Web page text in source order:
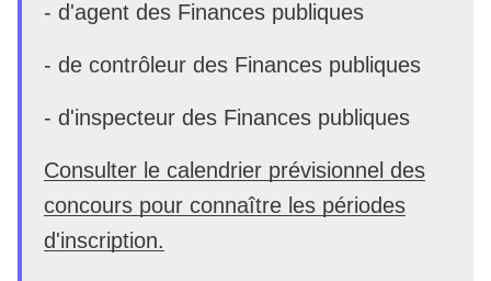
- d'agent des Finances publiques
- de contrôleur des Finances publiques
- d'inspecteur des Finances publiques
Consulter le calendrier prévisionnel des
concours pour connaître les périodes
d'inscription.